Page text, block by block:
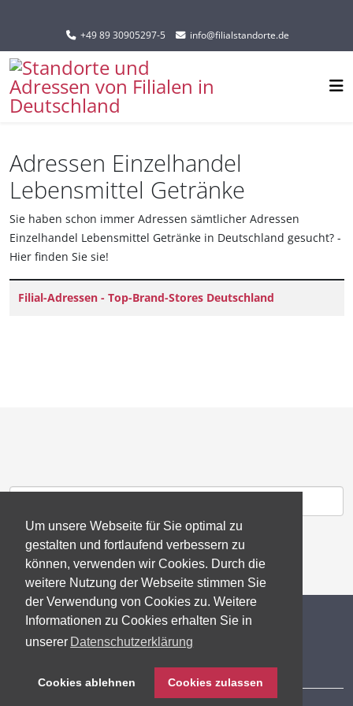
Um unsere Webseite für Sie optimal zu
gestalten und fortlaufend verbessern zu
können, verwenden wir Cookies. Durch die
weitere Nutzung der Webseite stimmen Sie
der Verwendung von Cookies zu. Weitere
Informationen zu Cookies erhalten Sie in
unserer Datenschutzerklärung
Cookies ablehnen Cookies zulassen
Sprache auswählen
+49 89 30905297-5 info@filialstandorte.de
Adressen Einzelhandel
Lebensmittel Getränke
Sie haben schon immer Adressen sämtlicher Adressen
Einzelhandel Lebensmittel Getränke in Deutschland gesucht? -
Hier finden Sie sie!
Titel
Filial-Adressen - Top-Brand-Stores Deutschland
© 2026 gb consite GmbH
Impressum